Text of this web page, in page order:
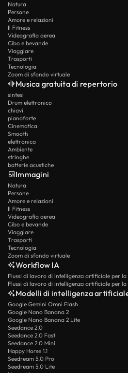
Natura
Persone
Amore e relazioni
Il Fitness
Videografia aerea
Cibo e bevande
Viaggiare
Trasporti
Tecnologia
Zoom di sfondo virtuale
Musica gratuita di repertorio
sintesi
Drum elettronico
chiavi
pianoforte
Cinematica
Smooth
elettronica
Ambiente
stringhe
batterie acustiche
Immagini
Natura
Persone
Amore e relazioni
Il Fitness
Videografia aerea
Cibo e bevande
Viaggiare
Trasporti
Tecnologia
Zoom di sfondo virtuale
Workflow IA
Flussi di lavoro di intelligenza artificiale per
Modelli di intelligenza
Google Gemini Omni Flash
Google Nano Banana 2
Google Nano Banana 2 Lite
Seedance 2.0
Seedance 2.0 Fast
Seedance 2.0 Mini
Happy Horse 1.1
Seedream 5.0 Pro
Seedream 5.0 Lite